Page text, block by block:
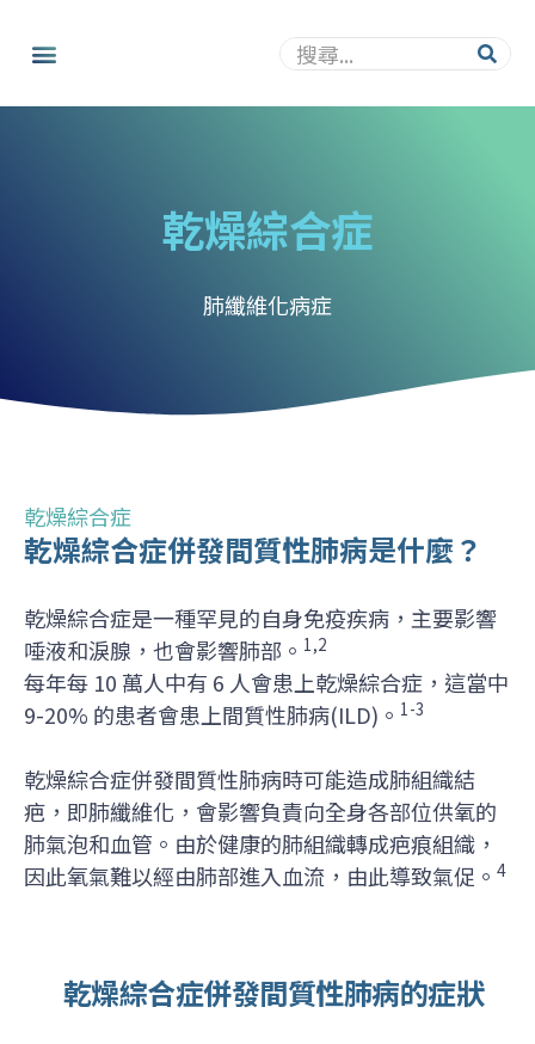
乾燥綜合症
肺纖維化病症
乾燥綜合症
乾燥綜合症併發間質性肺病是什麼？
乾燥綜合症是一種罕見的自身免疫疾病，主要影響
唾液和淚腺，也會影響肺部。 1,2
每年每 10 萬人中有 6 人會患上乾燥綜合症，這當中
9-20% 的患者會患上間質性肺病(ILD)。 1-3
乾燥綜合症併發間質性肺病時可能造成肺組織結
疤，即肺纖維化，會影響負責向全身各部位供氧的
肺氣泡和血管。由於健康的肺組織轉成疤痕組織，
因此氧氣難以經由肺部進入血流，由此導致氣促。 4
乾燥綜合症併發間質性肺病的症狀